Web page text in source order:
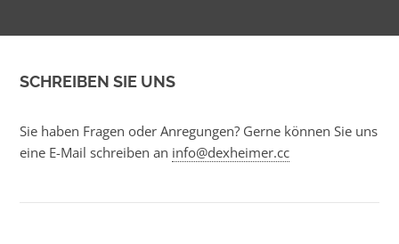
SCHREIBEN SIE UNS
Sie haben Fragen oder Anregungen? Gerne können Sie uns
eine E-Mail schreiben an info@dexheimer.cc